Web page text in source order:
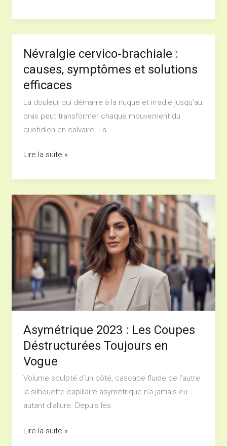
Névralgie cervico-brachiale :
causes, symptômes et solutions
efficaces
La douleur qui démarre à la nuque et irradie jusqu’au
bras peut transformer chaque mouvement du
quotidien en calvaire. La
Névralgie
cervico-
brachiale
causes,
symptômes
et
Lire la suite »
Asymétrique 2023 : Les Coupes
Déstructurées Toujours en
Vogue
Volume sculpté d’un côté, cascade fluide de l’autre :
la silhouette capillaire asymétrique n’a jamais eu
autant d’allure. Depuis les
Asymétrique
2023
:
Les
Coupes
Déstructurées
Toujours
en
Vogue
Lire la suite »